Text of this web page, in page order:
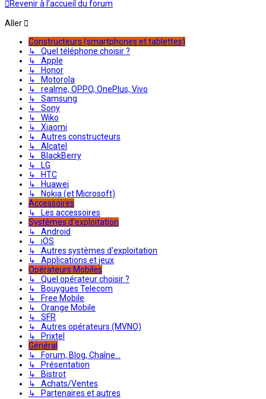
Revenir à l’accueil du forum
Aller
Constructeurs (smartphones et tablettes)
↳ Quel téléphone choisir ?
↳ Apple
↳ Honor
↳ Motorola
↳ realme, OPPO, OnePlus, Vivo
↳ Samsung
↳ Sony
↳ Wiko
↳ Xiaomi
↳ Autres constructeurs
↳ Alcatel
↳ BlackBerry
↳ LG
↳ HTC
↳ Huawei
↳ Nokia (et Microsoft)
Accessoires
↳ Les accessoires
Systèmes d'exploitation
↳ Android
↳ iOS
↳ Autres systèmes d'exploitation
↳ Applications et jeux
Opérateurs Mobiles
↳ Quel opérateur choisir ?
↳ Bouygues Telecom
↳ Free Mobile
↳ Orange Mobile
↳ SFR
↳ Autres opérateurs (MVNO)
↳ Prixtel
Général
↳ Forum, Blog, Chaîne...
↳ Présentation
↳ Bistrot
↳ Achats/Ventes
↳ Partenaires et autres